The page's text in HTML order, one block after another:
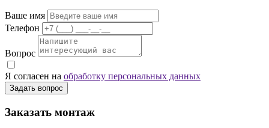
Ваше имя
Телефон
Вопрос
Я согласен на обработку персональных данных
Задать вопрос
Заказать монтаж